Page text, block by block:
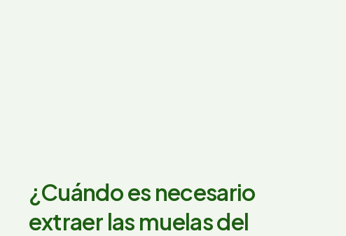
¿Cuándo es necesario
extraer las muelas del